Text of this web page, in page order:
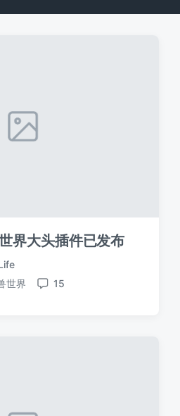
界大头插件已发布
世界
评
15